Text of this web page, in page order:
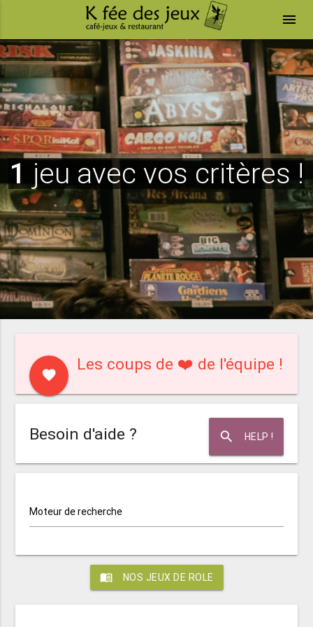
menu
1 jeu avec vos critères !
favorite
Les coups de ❤️ de l'équipe !
search HELP !
Besoin d'aide ?
Moteur de recherche
menu_book NOS JEUX DE ROLE